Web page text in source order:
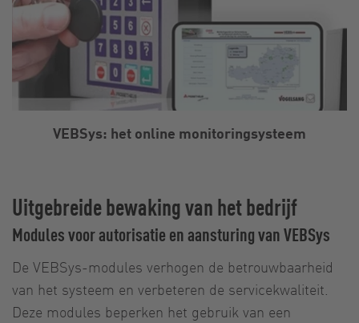
Uitgebreide bewaking van het bedrijf
Modules voor autorisatie en aansturing van VEBSys
De VEBSys-modules verhogen de betrouwbaarheid
van het systeem en verbeteren de servicekwaliteit.
Deze modules beperken het gebruik van een
VEBSys: het online monitoringsysteem